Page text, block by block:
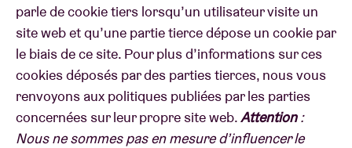
parle de cookie tiers lorsqu’un utilisateur visite un
site web et qu’une partie tierce dépose un cookie par
le biais de ce site. Pour plus d’informations sur ces
cookies déposés par des parties tierces, nous vous
renvoyons aux politiques publiées par les parties
concernées sur leur propre site web.Attention:
Nous ne sommes pas en mesure d’influencer le